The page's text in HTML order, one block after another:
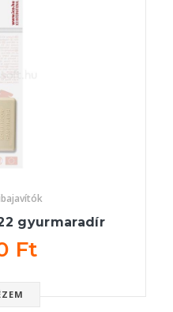
gyurmaradír
Ft